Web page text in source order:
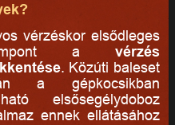
vérzéskor elsődleges
avérzés
. Közúti baleset
a gépkocsikban
elsősegélydoboz
ennek ellátásához